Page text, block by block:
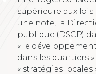
supérieure aux
une note, la
publique (DSCP)
« le
dans les quartiers
« stratégies locales